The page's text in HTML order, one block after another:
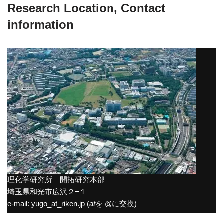
Research Location, Contact
information
理化学研究所 開拓研究本部
埼玉県和光市広沢２−１
e-mail: yugo_at_riken.jp (atを @に交換)